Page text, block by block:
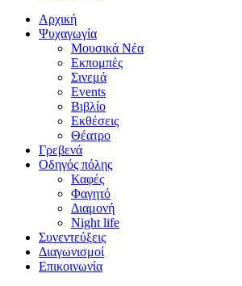
Αρχική
Ψυχαγωγία
Μουσικά Νέα
Εκπομπές
Σινεμά
Events
Βιβλίο
Εκθέσεις
Θέατρο
Γρεβενά
Οδηγός πόλης
Καφές
Φαγητό
Διαμονή
Night life
Συνεντεύξεις
Διαγωνισμοί
Επικοινωνία